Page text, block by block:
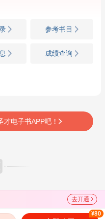
参考书目
成绩查询
电子书APP吧！
去开通
¥80